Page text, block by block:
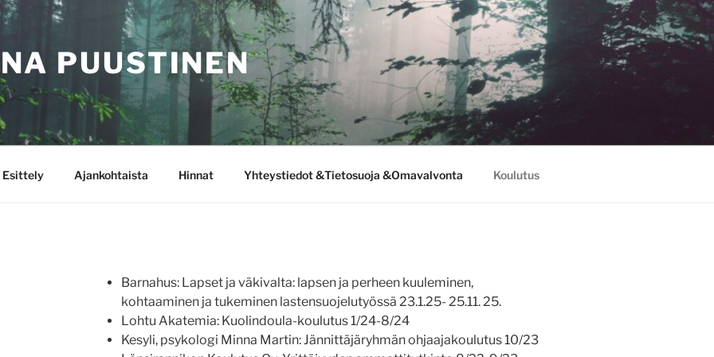
PUUSTINEN
Esittely Ajankohtaista Hinnat Yhteystiedot &Tietosuoja &Omavalvonta Koulutus
Barnahus: Lapset ja väkivalta: lapsen ja perheen kuuleminen,
kohtaaminen ja tukeminen lastensuojelutyössä 23.1.25- 25.11. 25.
Lohtu Akatemia: Kuolindoula-koulutus 1/24-8/24
Kesyli, psykologi Minna Martin: Jännittäjäryhmän ohjaajakoulutus 10/23